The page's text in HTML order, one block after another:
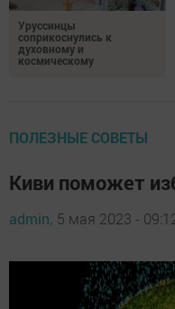
Уруссинцы
соприкоснулись к
духовному и
космическому
ПОЛЕЗНЫЕ СОВЕТЫ
Киви поможет
admin, 5 мая 2023 -